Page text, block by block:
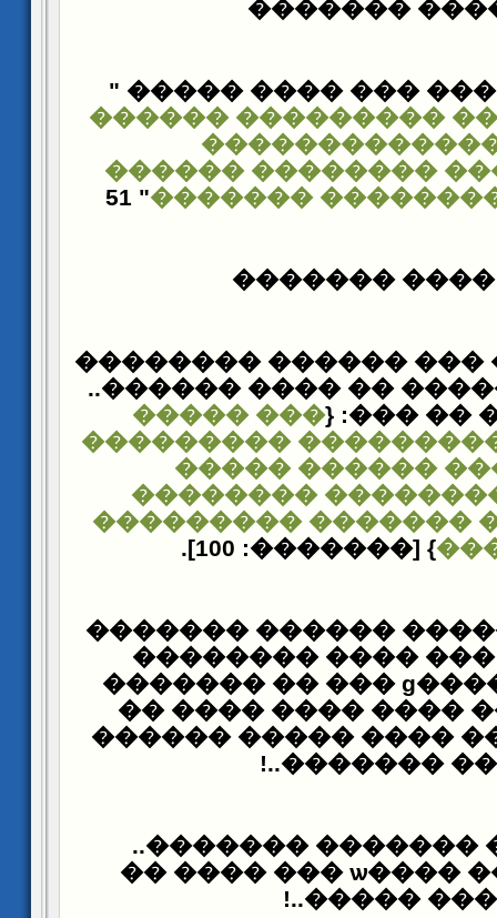
������
������ �� ��� ���
��� ��������
����
�����������
�����
" 51
��� ����
��� ������� ���
�� ����� ������ ��
����
��� �����
�������
��������
���������������
����������
} [�������: 100].
��� ����� �����
�� ����� ��� ����
����� �������ɡ ��� �� �������
���� ����� ����
����.. ������ ����
����
�������� �������
����� ���� ����ѡ ��� ���� ��
����